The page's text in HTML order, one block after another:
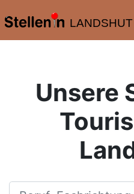
LANDSHUT
Unsere
Beruf, Fachrichtung, Firma